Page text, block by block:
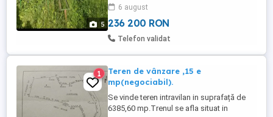
5
6 august
236 200 RON
Telefon validat
1
Teren de vânzare ,15 e
mp(negociabil).
Se vinde teren intravilan in suprafață de
6385,60 mp.Trenul se afla situat in